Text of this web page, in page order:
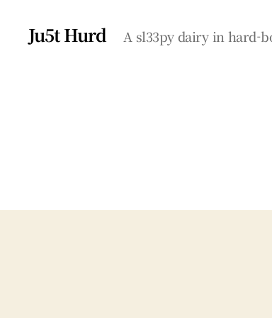
Ju5t Hurd A sl33py dairy in hard-